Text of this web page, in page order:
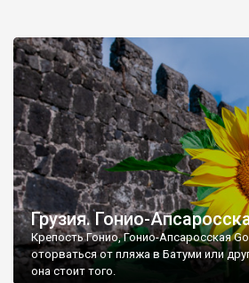
Грузия. Гонио-
Крепость Гонио, Гонио-Апсаросская
оторваться от пляжа в Батуми или
она стоит того.